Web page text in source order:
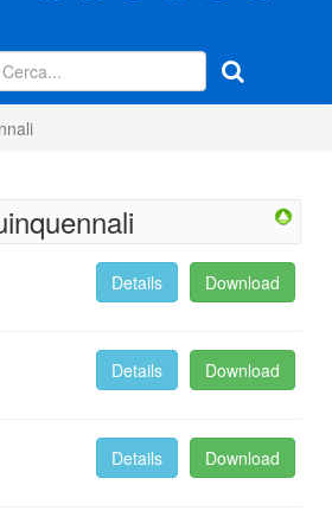
Download
Details
Download
Details
Download
Details